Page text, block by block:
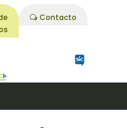
Contacto